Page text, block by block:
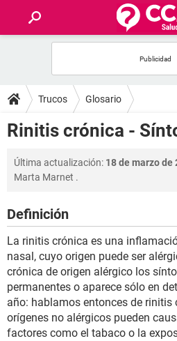
FOROS
SALUD
FAMILIA
SEXUALIDAD
GLOSARIO
Trucos Glosario
Rinitis crónica -
Última actualización: 18 de marzo de
Marta Marnet .
Definición
La rinitis crónica es una
nasal, cuyo origen puede ser
crónica de origen alérgico los
permanentes o aparece sólo en
año: hablamos entonces de rinitis
orígenes no alérgicos pueden
factores como el tabaco o la